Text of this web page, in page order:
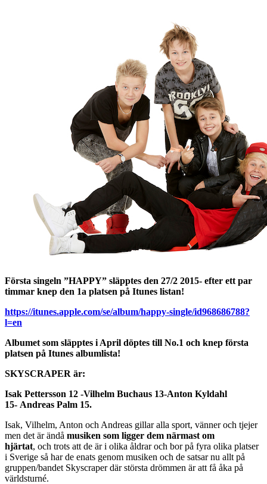
Första singeln ”HAPPY” släpptes den 27/2 2015- efter ett par
timmar knep den 1a platsen på Itunes listan!
https://itunes.apple.com/se/album/happy-single/id968686788?
l=en
Albumet som släpptes i April döptes till No.1 och knep första
platsen på Itunes albumlista!
SKYSCRAPER är:
Isak Pettersson 12 -Vilhelm Buchaus 13-Anton Kyldahl
15- Andreas Palm 15.
Isak, Vilhelm, Anton och Andreas gillar alla sport, vänner och tjejer
men det är ändå musiken som ligger dem närmast om
hjärtat, och trots att de är i olika åldrar och bor på fyra olika platser
i Sverige så har de enats genom musiken och de satsar nu allt på
gruppen/bandet Skyscraper där största drömmen är att få åka på
världsturné.